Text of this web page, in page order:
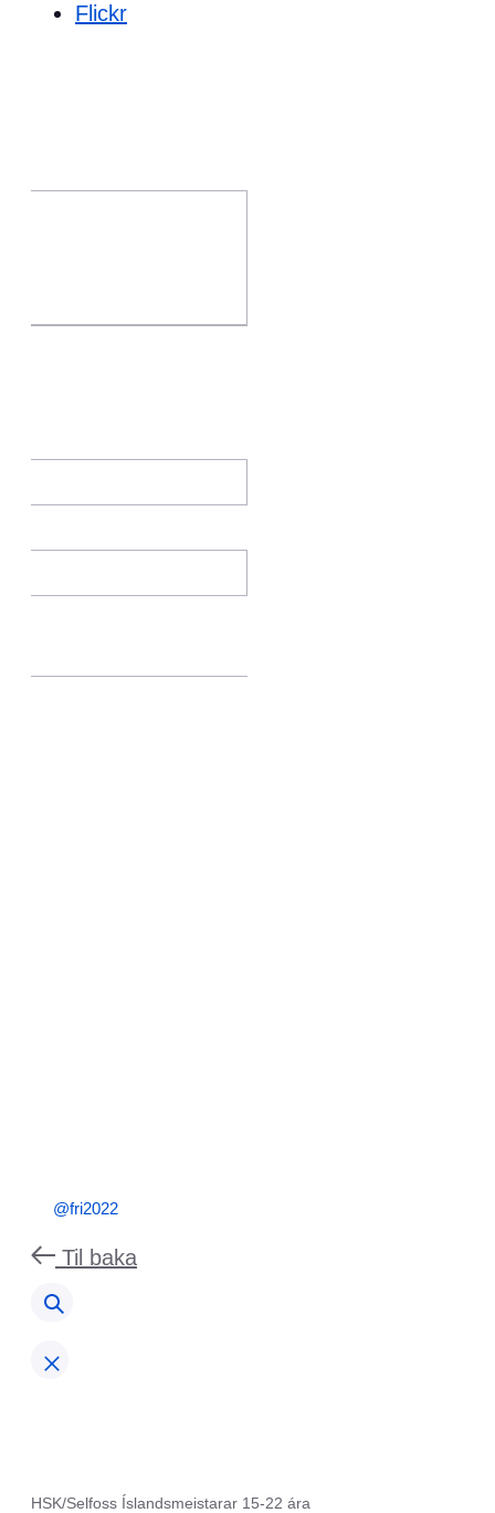
Flickr
@fri2022
Til baka
HSK/Selfoss Íslandsmeistarar 15-22 ára